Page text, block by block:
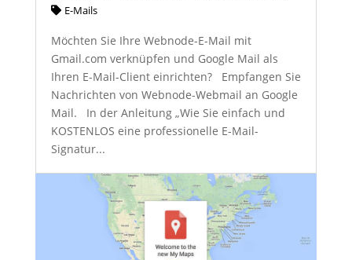
E-Mails
Möchten Sie Ihre Webnode-E-Mail mit
Gmail.com verknüpfen und Google Mail als
Ihren E-Mail-Client einrichten? Empfangen Sie
Nachrichten von Webnode-Webmail an Google
Mail. In der Anleitung „Wie Sie einfach und
KOSTENLOS eine professionelle E-Mail-
Signatur...